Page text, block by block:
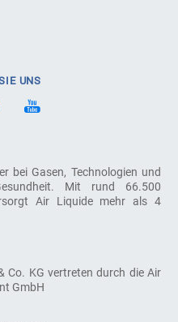
bei Gasen, Technologien und
Mit rund 66.500
Air Liquide mehr als 4
Co. KG vertreten durch die Air
GmbH
UNS